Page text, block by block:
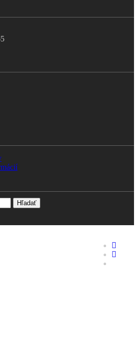
Hľadať
linkedin